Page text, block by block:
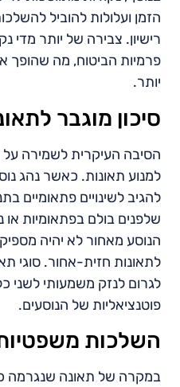
הזמן ועלולות להוביל
רישיון. צבירה של יותר מדי
פרמיות הביטוח, מה שהופך
יותר.
סיכון מוגבר
הסיבה העיקרית לשמירה
למנוע תאונות. כאשר נהג
להגיב לשינויים פתאומיים
שלפנים בולם בפתאומיות
הנוסע מאחור לא יהיה
לתאונות חזית-אחור. סוגי
לגרום לנזק משמעותי לשני
פוטנציאליות של הנוסעים.
השלכות
במקרה של תאונה שנגרמה